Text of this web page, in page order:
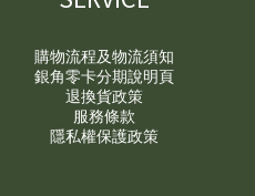
購物流程及物流須知
銀角零卡分期說明頁
退換貨政策
服務條款
隱私權保護政策